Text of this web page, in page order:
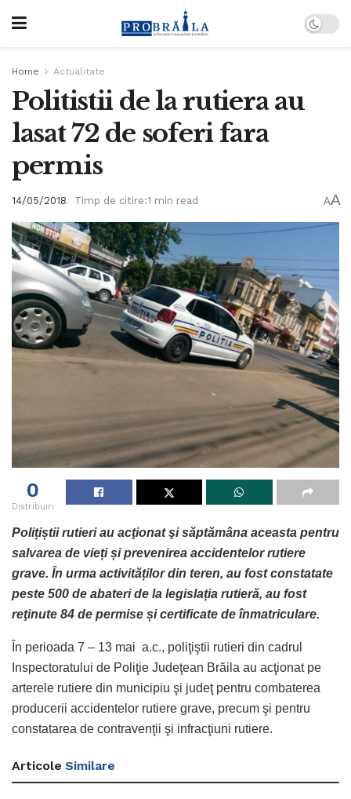
Home Actualitate
Politistii de la rutiera au
lasat 72 de soferi fara
permis
14/05/2018 Timp de citire:1 min read AA
0
Distribuiri
Polițiștii rutieri au acţionat şi săptămâna aceasta pentru
salvarea de vieți și prevenirea accidentelor rutiere
grave. În urma activităților din teren, au fost constatate
peste 500 de abateri de la legislația rutieră, au fost
reţinute 84 de permise și certificate de înmatriculare.
În perioada 7 – 13 mai a.c., poliţiştii rutieri din cadrul
Inspectoratului de Poliţie Judeţean Brăila au acţionat pe
arterele rutiere din municipiu şi judeţ pentru combaterea
producerii accidentelor rutiere grave, precum şi pentru
constatarea de contravenţii şi infracţiuni rutiere.
Articole Similare